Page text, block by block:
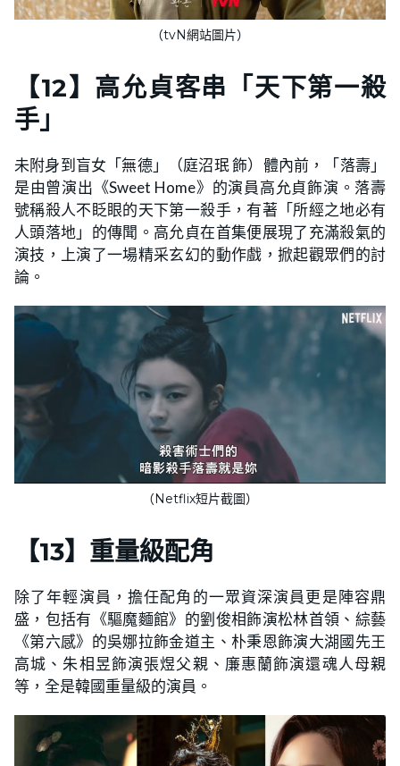
（tvN網站圖片）
【12】 高允貞客串「天下第一殺
手」
未附身到盲女「無德」（庭沼珉 飾）體內前，「落壽」
是由曾演出《Sweet Home》的演員高允貞飾演。落壽
號稱殺人不眨眼的天下第一殺手，有著「所經之地必有
人頭落地」的傳聞。高允貞在首集便展現了充滿殺氣的
演技，上演了一場精采玄幻的動作戲，掀起觀眾們的討
論。
（Netflix短片截圖）
【13】 重量級配角
除了年輕演員，擔任配角的一眾資深演員更是陣容鼎
盛，包括有《驅魔麵館》的劉俊相飾演松林首領、綜藝
《第六感》的吳娜拉飾金道主、朴秉恩飾演大湖國先王
高城、朱相昱飾演張煜父親、廉惠蘭飾演還魂人母親
等，全是韓國重量級的演員。